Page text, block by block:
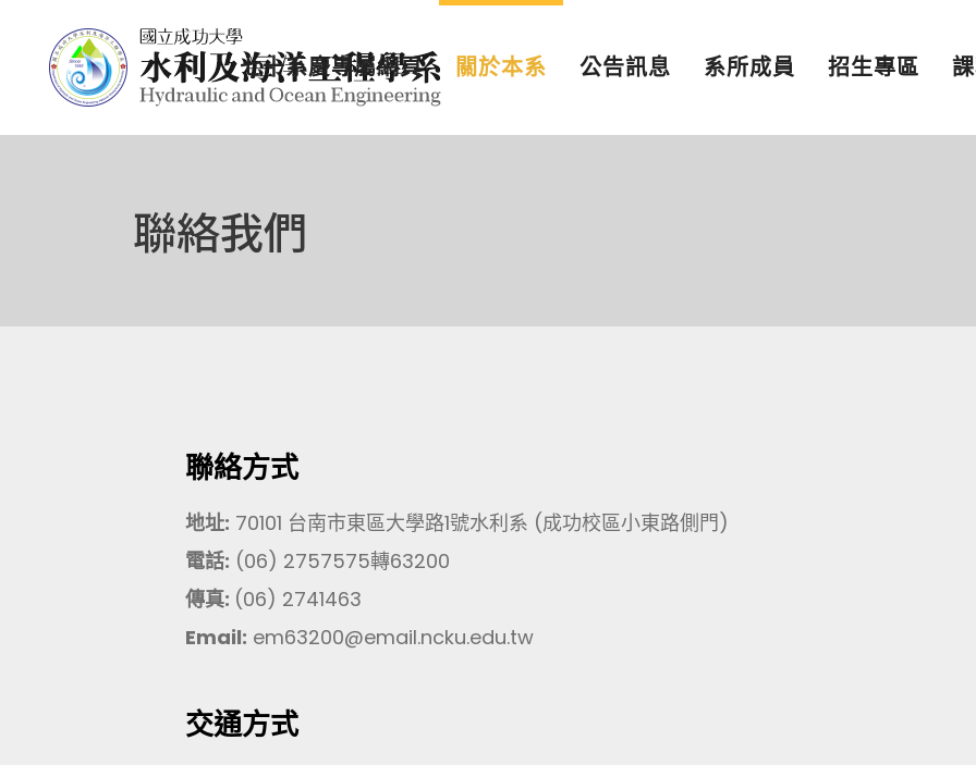
七十系慶專屬網頁 關於本系 公告訊息 系所成員 招生專區
聯絡我們
聯絡方式
地址: 70101 台南市東區大學路1號水利系 (成功校區小東路側門)
電話: (06) 2757575轉63200
傳真: (06) 2741463
Email: em63200@email.ncku.edu.tw
交通方式